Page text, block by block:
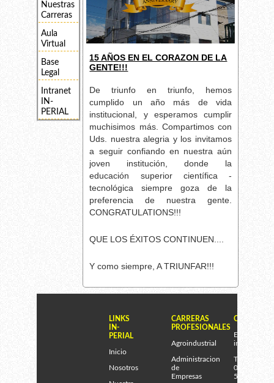
Nuestras
Carreras
Aula
Virtual
Base
Legal
Intranet
IN-
PERIAL
15 AÑOS EN EL CORAZON DE LA
GENTE!!!
De triunfo en triunfo, hemos
cumplido un año más de vida
institucional, y esperamos cumplir
muchisimos más. Compartimos con
Uds. nuestra alegria y los invitamos
a seguir confiando en nuestra aún
joven institución, donde la
educación superior científica -
tecnológica siempre goza de la
preferencia de nuestra gente.
CONGRATULATIONS!!!
QUE LOS ÉXITOS CONTINUEN....
Y como siempre, A TRIUNFAR!!!
LINKS
IN-
PERIAL
Inicio
Nosotros
CARRERAS
PROFESIONALES
Agroindustrial
Administracion
de
Empresas
Email:
Telef.
075-
505545